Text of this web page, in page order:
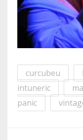
curcubeu
intuneric
panic